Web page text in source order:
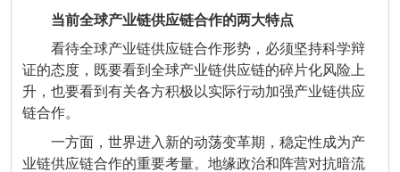
当前全球产业链供应链合作的两大特点
看待全球产业链供应链合作形势，必须坚持科学辩
证的态度，既要看到全球产业链供应链的碎片化风险上
升，也要看到有关各方积极以实际行动加强产业链供应
链合作。
一方面，世界进入新的动荡变革期，稳定性成为产
业链供应链合作的重要考量。地缘政治和阵营对抗暗流